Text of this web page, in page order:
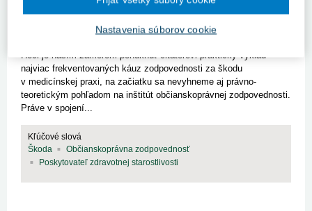
Aktuálne otázky občianskoprávnej
zodpovednosti za škodu pri poskytovaní
zdravotnej starostlivosti
Hoci je naším zámerom ponúknuť čitateľovi praktický výklad
najviac frekventovaných káuz zodpovednosti za škodu
v medicínskej praxi, na začiatku sa nevyhneme aj právno-
teoretickým pohľadom na inštitút občianskoprávnej zodpovednosti.
Práve v spojení...
Kľúčové slová
Škoda
Občianskoprávna zodpovednosť
Poskytovateľ zdravotnej starostlivosti
Nastavenia súborov cookie